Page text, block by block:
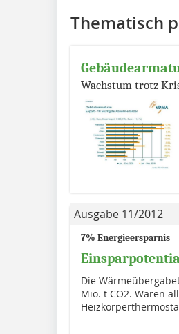
Thematisch
Wachstum trotz
Ausgabe 11/2012
7% Energieersparnis
Die
Mio. t CO2. Wären